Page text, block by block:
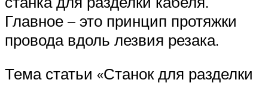
Главное – это принцип протяжки
провода вдоль лезвия резака.
Тема статьи «Станок для разделки